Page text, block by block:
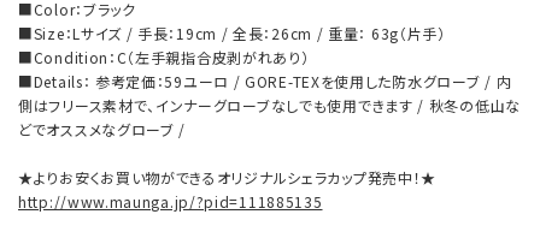
■Color：ブラック
■Size：Lサイズ / 手長：19cm / 全長：26cm / 重量： 63g（片手）
■Condition：C（左手親指合皮剥がれあり）
■Details： 参考定価：59ユーロ / GORE-TEXを使用した防水グローブ / 内
側はフリース素材で、インナーグローブなしでも使用できます / 秋冬の低山な
どでオススメなグローブ /
★よりお安くお買い物ができるオリジナルシェラカップ発売中！★
http://www.maunga.jp/?pid=111885135